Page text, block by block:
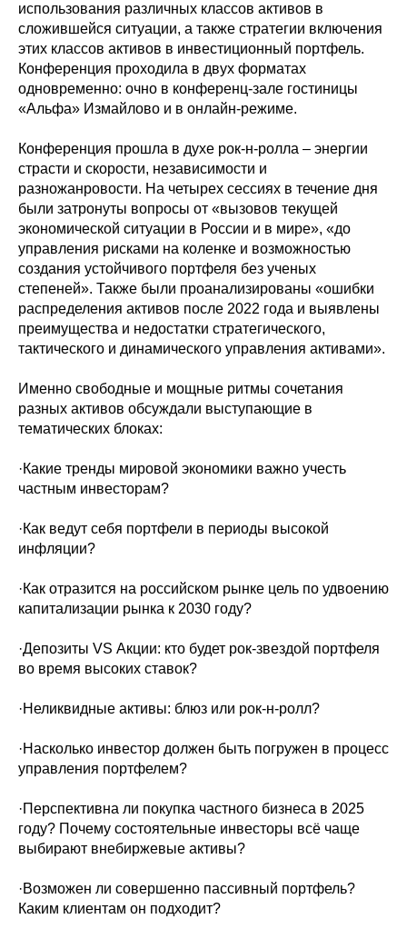
использования различных классов активов в
сложившейся ситуации, а также стратегии включения
этих классов активов в инвестиционный портфель.
Конференция проходила в двух форматах
одновременно: очно в конференц-зале гостиницы
«Альфа» Измайлово и в онлайн-режиме.
Конференция прошла в духе рок-н-ролла – энергии
страсти и скорости, независимости и
разножанровости. На четырех сессиях в течение дня
были затронуты вопросы от «вызовов текущей
экономической ситуации в России и в мире», «до
управления рисками на коленке и возможностью
создания устойчивого портфеля без ученых
степеней». Также были проанализированы «ошибки
распределения активов после 2022 года и выявлены
преимущества и недостатки стратегического,
тактического и динамического управления активами».
Именно свободные и мощные ритмы сочетания
разных активов обсуждали выступающие в
тематических блоках:
·Какие тренды мировой экономики важно учесть
частным инвесторам?
·Как ведут себя портфели в периоды высокой
инфляции?
·Как отразится на российском рынке цель по удвоению
капитализации рынка к 2030 году?
·Депозиты VS Акции: кто будет рок-звездой портфеля
во время высоких ставок?
·Неликвидные активы: блюз или рок-н-ролл?
·Насколько инвестор должен быть погружен в процесс
управления портфелем?
·Перспективна ли покупка частного бизнеса в 2025
году? Почему состоятельные инвесторы всё чаще
выбирают внебиржевые активы?
·Возможен ли совершенно пассивный портфель?
Каким клиентам он подходит?